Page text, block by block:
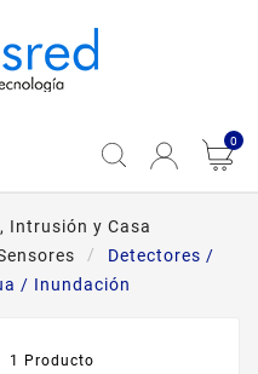
0
Intrusión y Casa
Detectores /
/ Inundación
1 Producto